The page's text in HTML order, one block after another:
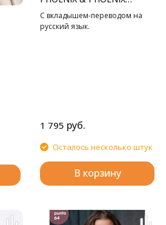
TWEED" RUS
С вкладышем-переводом на
русский язык.
1 795 руб.
Осталось несколько штук
В корзину